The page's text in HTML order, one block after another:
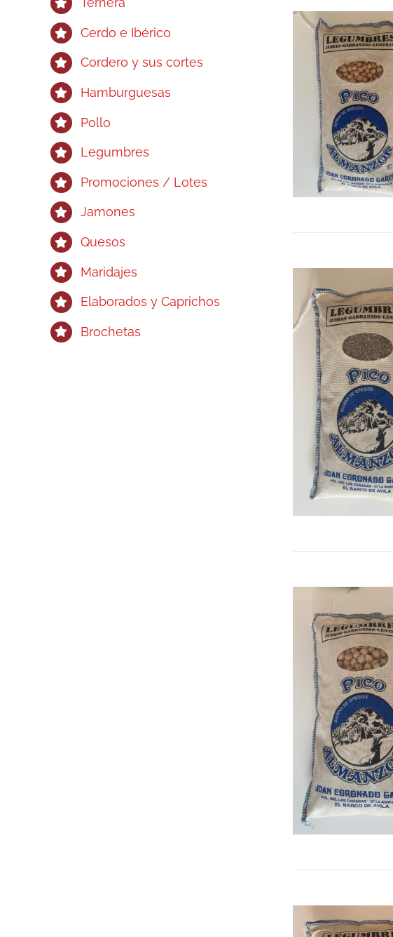
Cerdo e Ibérico
Cordero y sus cortes
Hamburguesas
Pollo
Legumbres
Promociones / Lotes
Jamones
Quesos
Maridajes
Elaborados y Caprichos
Brochetas